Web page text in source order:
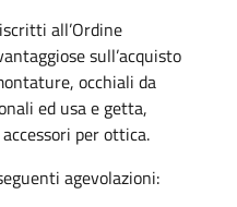
all’Ordine
sull’acquisto
occhiali da
ed usa e getta,
per ottica.
agevolazioni: